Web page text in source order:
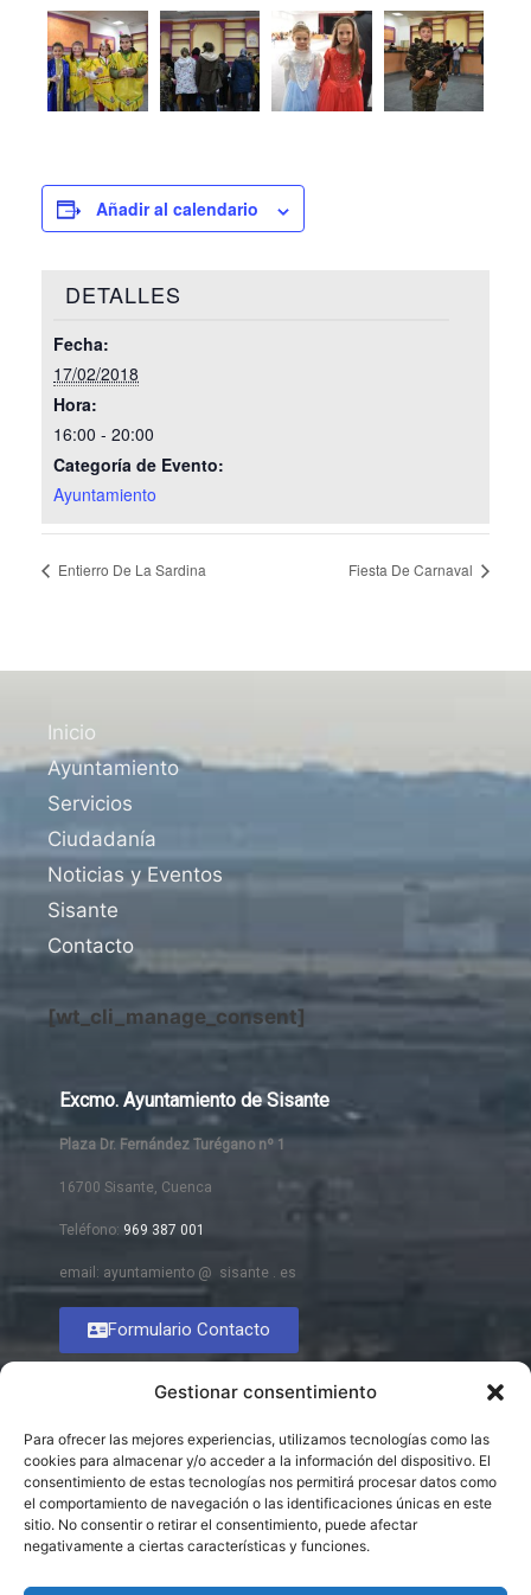
Gestionar consentimiento
Para ofrecer las mejores experiencias, utilizamos tecnologías como las
cookies para almacenar y/o acceder a la información del dispositivo. El
consentimiento de estas tecnologías nos permitirá procesar datos como
el comportamiento de navegación o las identificaciones únicas en este
sitio. No consentir o retirar el consentimiento, puede afectar
negativamente a ciertas características y funciones.
Añadir al calendario
DETALLES
Fecha:
17/02/2018
Hora:
16:00 - 20:00
Categoría de Evento:
Ayuntamiento
Entierro De La Sardina Fiesta De Carnaval
Inicio
Ayuntamiento
Servicios
Ciudadanía
Noticias y Eventos
Sisante
Contacto
[wt_cli_manage_consent]
Excmo. Ayuntamiento de Sisante
Plaza Dr. Fernández Turégano nº 1
16700 Sisante, Cuenca
Teléfono: 969 387 001
email: ayuntamiento @ sisante . es
Formulario Contacto